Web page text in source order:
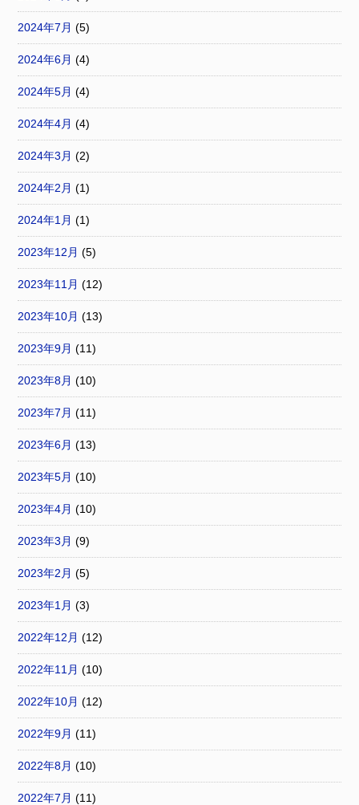
2024年7月 (5)
2024年6月 (4)
2024年5月 (4)
2024年4月 (4)
2024年3月 (2)
2024年2月 (1)
2024年1月 (1)
2023年12月 (5)
2023年11月 (12)
2023年10月 (13)
2023年9月 (11)
2023年8月 (10)
2023年7月 (11)
2023年6月 (13)
2023年5月 (10)
2023年4月 (10)
2023年3月 (9)
2023年2月 (5)
2023年1月 (3)
2022年12月 (12)
2022年11月 (10)
2022年10月 (12)
2022年9月 (11)
2022年8月 (10)
2022年7月 (11)